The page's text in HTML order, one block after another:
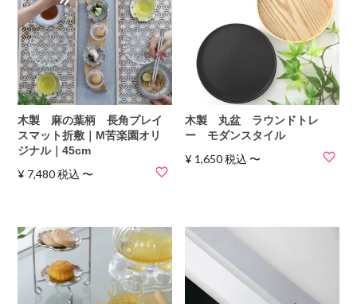
木製 麻の葉柄 長角プレイ
スマット折敷｜M苦楽園オリ
ジナル｜45cm
¥ 7,480 税込 〜
木製 丸盆 ラウンドトレ
ー モダンスタイル
¥ 1,650税込 〜